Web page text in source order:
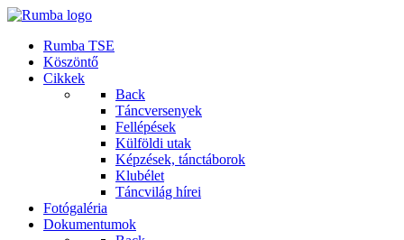
Rumba TSE
Köszöntő
Cikkek
Back
Táncversenyek
Fellépések
Külföldi utak
Képzések, tánctáborok
Klubélet
Táncvilág hírei
Fotógaléria
Dokumentumok